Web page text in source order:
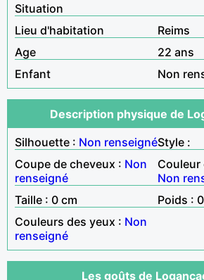
Situation
Lieu d'habitation
Reims
Age
22 ans
Enfant
Non
Description physique de
Silhouette : Non renseignéStyle :
Coupe de cheveux : Non
renseigné
Couleur
Non
Taille : 0 cm
Poids :
Couleurs des yeux : Non
renseigné
Les goûts de